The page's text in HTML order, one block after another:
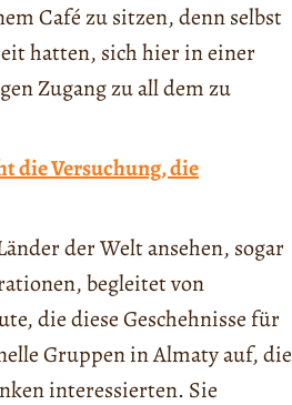
Café zu sitzen, denn selbst
hatten, sich hier in einer
Zugang zu all dem zu
die Versuchung, die
der Welt ansehen, sogar
begleitet von
die diese Geschehnisse für
Gruppen in Almaty auf, die
interessierten. Sie